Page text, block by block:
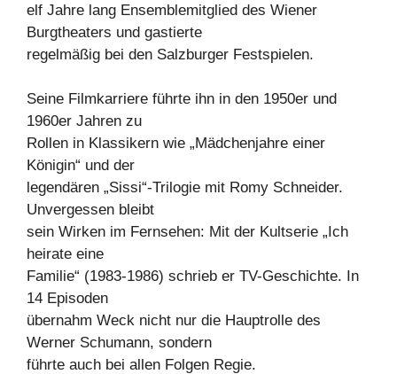
elf Jahre lang Ensemblemitglied des Wiener
Burgtheaters und gastierte
regelmäßig bei den Salzburger Festspielen.
Seine Filmkarriere führte ihn in den 1950er und
1960er Jahren zu
Rollen in Klassikern wie „Mädchenjahre einer
Königin“ und der
legendären „Sissi“-Trilogie mit Romy Schneider.
Unvergessen bleibt
sein Wirken im Fernsehen: Mit der Kultserie „Ich
heirate eine
Familie“ (1983-1986) schrieb er TV-Geschichte. In
14 Episoden
übernahm Weck nicht nur die Hauptrolle des
Werner Schumann, sondern
führte auch bei allen Folgen Regie.